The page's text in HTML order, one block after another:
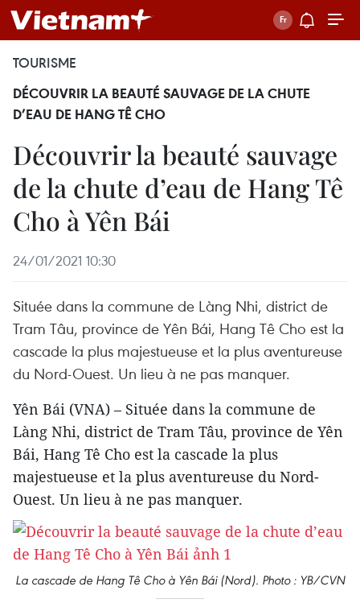
TOURISME
DÉCOUVRIR LA BEAUTÉ SAUVAGE DE LA CHUTE
D’EAU DE HANG TÊ CHO
Découvrir la beauté sauvage
de la chute d’eau de Hang Tê
Cho à Yên Bái
24/01/2021 10:30
Située dans la commune de Làng Nhi, district de
Tram Tâu, province de Yên Bái, Hang Tê Cho est la
cascade la plus majestueuse et la plus aventureuse
du Nord-Ouest. Un lieu à ne pas manquer.
Yên Bái (VNA) – Située dans la commune de
Làng Nhi, district de Tram Tâu, province de Yên
Bái, Hang Tê Cho est la cascade la plus
majestueuse et la plus aventureuse du Nord-
Ouest. Un lieu à ne pas manquer.
La cascade de Hang Tê Cho à Yên Bái (Nord). Photo : YB/CVN